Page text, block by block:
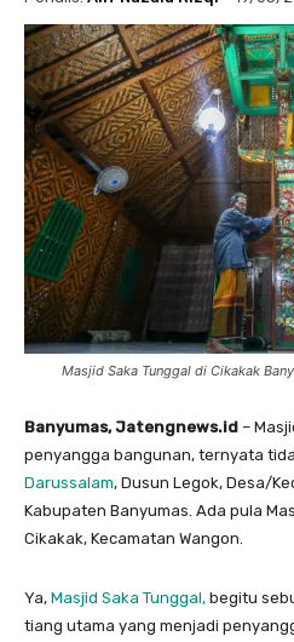
Masjid Saka Tunggal di Cikakak
Banyumas, Jatengnews.id –
penyangga bangunan, ternyata
Darussalam, Dusun Legok, Desa/
Kabupaten Banyumas. Ada pula
Cikakak, Kecamatan Wangon.
Ya, Masjid Saka Tunggal, begitu
tiang utama yang menjadi